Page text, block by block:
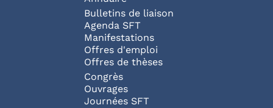
Bulletins de liaison
Agenda SFT
Manifestations
Offres d'emploi
Offres de thèses
Congrès
Ouvrages
Journées SFT